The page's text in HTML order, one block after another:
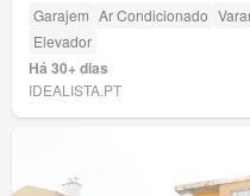
Garajem Ar Condicionado
Elevador
Há 30+ dias
IDEALISTA.PT